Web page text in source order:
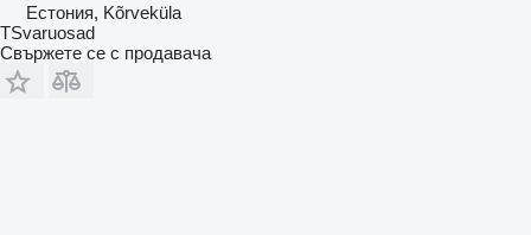
Естония, Kõrveküla
TSvaruosad
Свържете се с продавача